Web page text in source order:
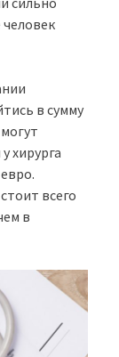
человек
в сумму
хирурга
всего
в